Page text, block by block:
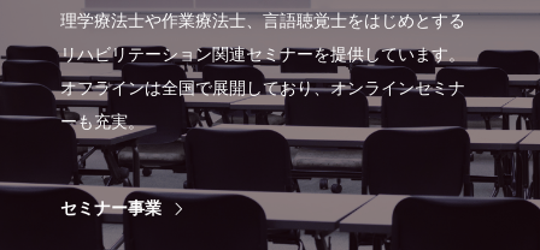
理学療法士や作業療法士、言語聴覚士をはじめとする
リハビリテーション関連セミナーを提供しています。
オフラインは全国で展開しており、オンラインセミナ
ーも充実。
セミナー事業